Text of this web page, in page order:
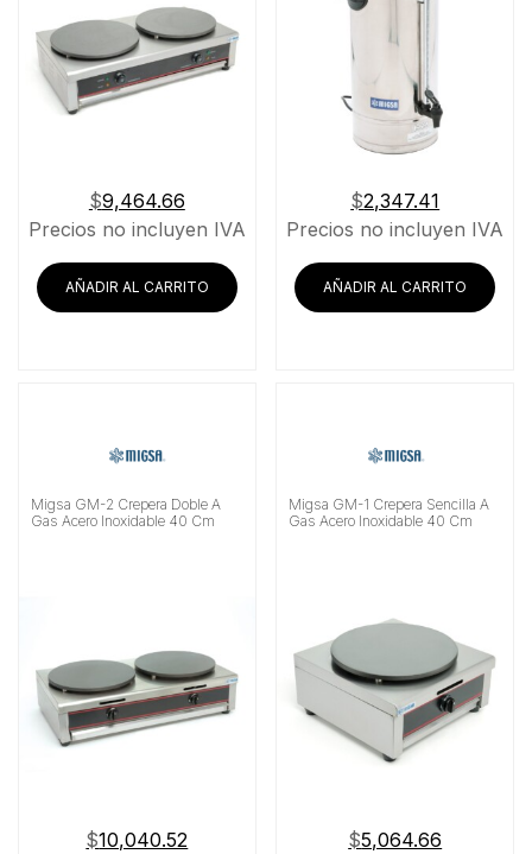
$9,464.66
Precios no incluyen IVA
AÑADIR AL CARRITO
$2,347.41
Precios no incluyen IVA
AÑADIR AL CARRITO
Migsa GM-2 Crepera Doble A
Gas Acero Inoxidable 40 Cm
$10,040.52
Migsa GM-1 Crepera Sencilla A
Gas Acero Inoxidable 40 Cm
$5,064.66